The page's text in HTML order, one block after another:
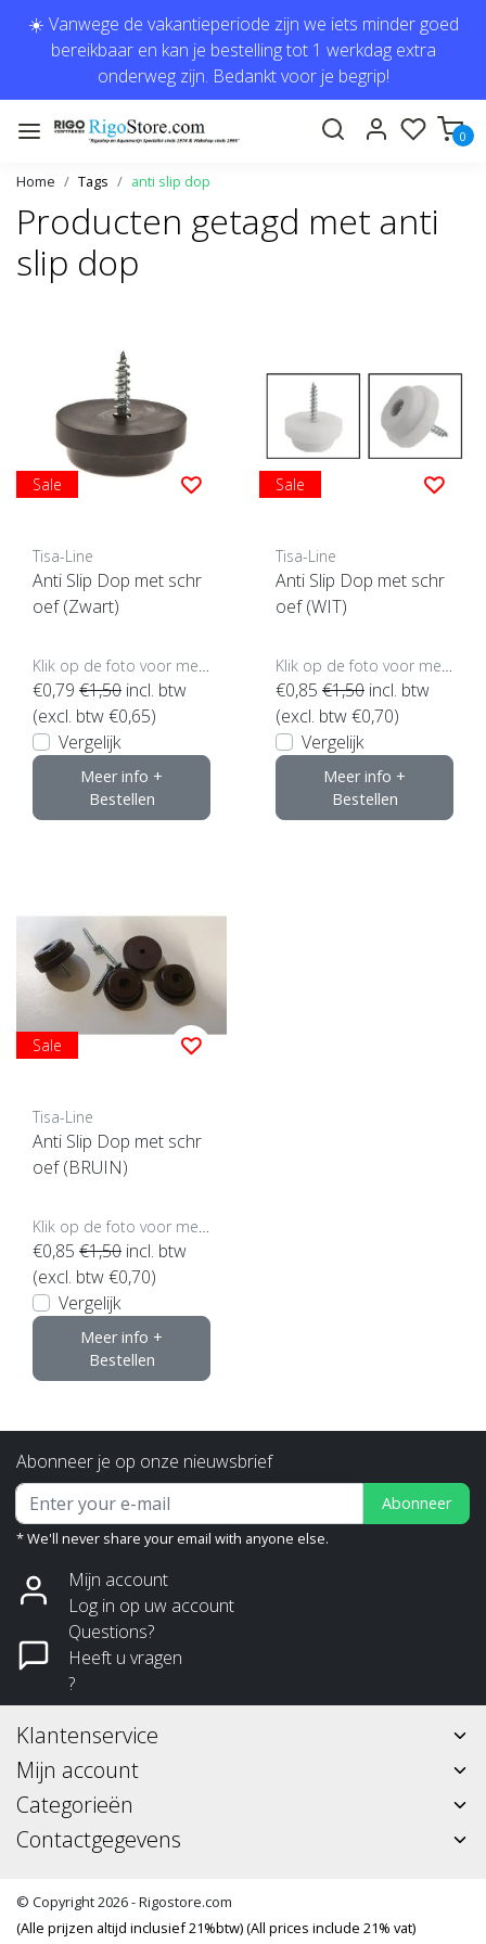
☀️ Vanwege de vakantieperiode zijn we iets minder goed
bereikbaar en kan je bestelling tot 1 werkdag extra
onderweg zijn. Bedankt voor je begrip!
0
Home Tags anti slip dop
Producten getagd met anti
slip dop
Sale
Tisa-Line
Anti Slip Dop met schr
oef (Zwart)
€0,79 €1,50 incl. btw
(excl. btw €0,65)
Vergelijk
Meer info +
Bestellen
Sale
Tisa-Line
Anti Slip Dop met schr
oef (WIT)
€0,85 €1,50 incl. btw
(excl. btw €0,70)
Vergelijk
Meer info +
Bestellen
Sale
Tisa-Line
Anti Slip Dop met schr
oef (BRUIN)
€0,85 €1,50 incl. btw
(excl. btw €0,70)
Vergelijk
Meer info +
Bestellen
Abonneer je op onze nieuwsbrief
Abonneer
* We'll never share your email with anyone else.
Mijn account
Log in op uw account
Questions?
Heeft u vragen
?
Klantenservice
Mijn account
Categorieën
Contactgegevens
© Copyright 2026 - Rigostore.com
(Alle prijzen altijd inclusief 21%btw) (All prices include 21% vat)